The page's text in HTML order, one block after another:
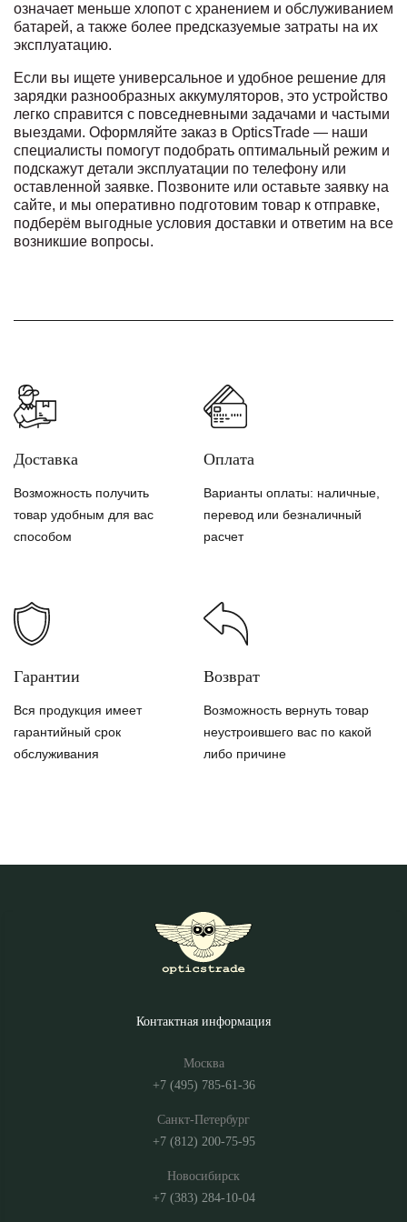
означает меньше хлопот с хранением и обслуживанием
батарей, а также более предсказуемые затраты на их
эксплуатацию.
Если вы ищете универсальное и удобное решение для
зарядки разнообразных аккумуляторов, это устройство
легко справится с повседневными задачами и частыми
выездами. Оформляйте заказ в OpticsTrade — наши
специалисты помогут подобрать оптимальный режим и
подскажут детали эксплуатации по телефону или
оставленной заявке. Позвоните или оставьте заявку на
сайте, и мы оперативно подготовим товар к отправке,
подберём выгодные условия доставки и ответим на все
возникшие вопросы.
Доставка
Возможность получить
товар удобным для вас
способом
Оплата
Варианты оплаты: наличные,
перевод или безналичный
расчет
Гарантии
Вся продукция имеет
гарантийный срок
обслуживания
Возврат
Возможность вернуть товар
неустроившего вас по какой
либо причине
Контактная информация
Москва
+7 (495) 785-61-36
Санкт-Петербург
+7 (812) 200-75-95
Новосибирск
+7 (383) 284-10-04